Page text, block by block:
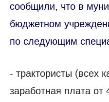
сообщили, что в
бюджетном
по следующим
- трактористы (всех
заработная плата от